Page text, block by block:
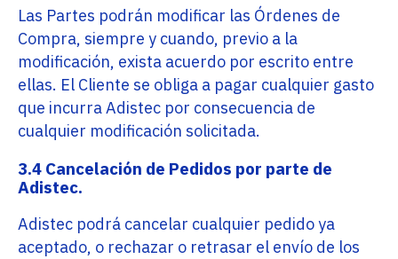
Las Partes podrán modificar las Órdenes de
Compra, siempre y cuando, previo a la
modificación, exista acuerdo por escrito entre
ellas. El Cliente se obliga a pagar cualquier gasto
que incurra Adistec por consecuencia de
cualquier modificación solicitada.
3.4 Cancelación de Pedidos por parte de
Adistec.
Adistec podrá cancelar cualquier pedido ya
aceptado, o rechazar o retrasar el envío de los